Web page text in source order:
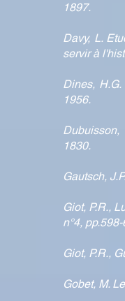
1897.
Davy, L.
servir à
Dines,
1956.
Dubuisson,
1830.
Gautsch,
Giot, P.R.,
n°4,
Giot, P.R.,
Gobet, M.